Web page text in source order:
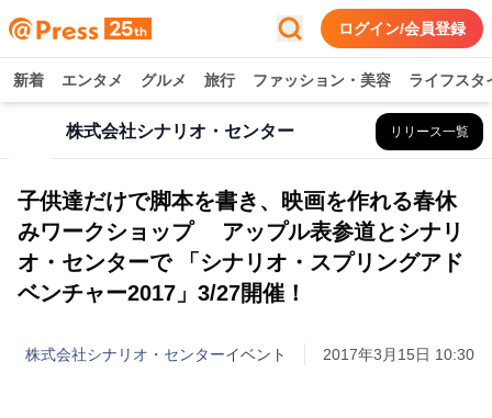
ログイン/会員登録
新着 エンタメ グルメ 旅行 ファッション・美容 ライフスタ
株式会社シナリオ・センター リリース一覧
子供達だけで脚本を書き、映画を作れる春休
みワークショップ アップル表参道とシナリ
オ・センターで 「シナリオ・スプリングアド
ベンチャー2017」3/27開催！
株式会社シナリオ・センターイベント 2017年3月15日 10:30